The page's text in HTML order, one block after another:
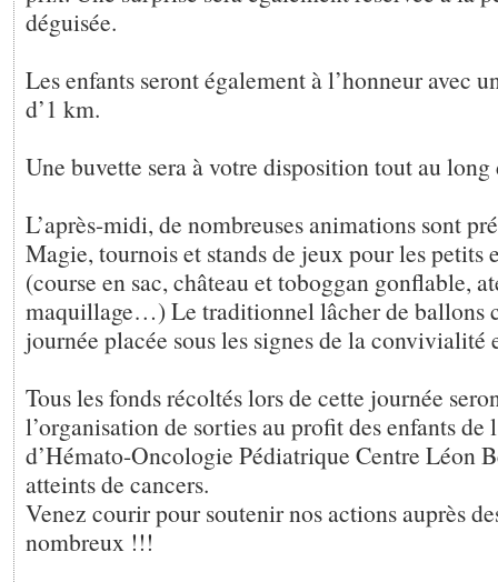
déguisée.
Les enfants seront également à l’honneur avec
d’1 km.
Une buvette sera à votre disposition tout au
L’après-midi, de nombreuses animations sont
Magie, tournois et stands de jeux pour les petits
(course en sac, château et toboggan gonflable,
maquillage…) Le traditionnel lâcher de ballons
journée placée sous les signes de la convivialité
Tous les fonds récoltés lors de cette journée
l’organisation de sorties au profit des enfants
d’Hémato-Oncologie Pédiatrique Centre Léon
atteints de cancers.
Venez courir pour soutenir nos actions auprès
nombreux !!!